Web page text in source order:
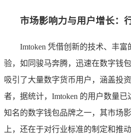
市场影响力与用户增长：
Imtoken 凭借创新的技术、丰
验，如同骏马奔腾，迅速在数字钱
吸引了大量数字货币用户，涵盖投
者，据统计，Imtoken 的用户数量
知名的数字钱包品牌之一，其市场
上，还在于对行业标准的制定和推